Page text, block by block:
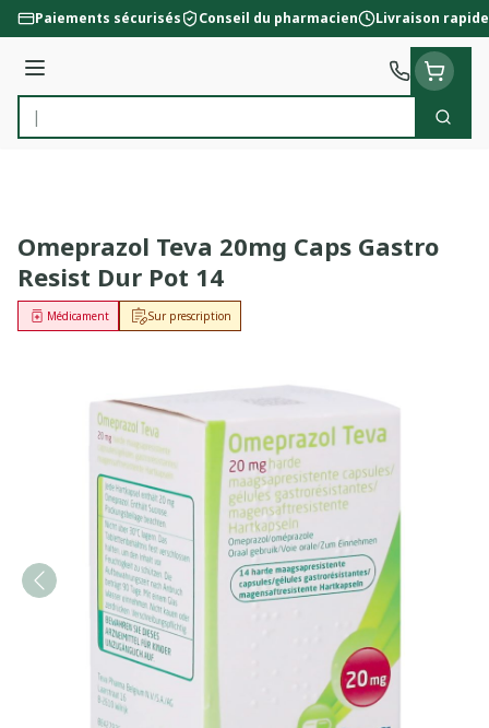
Aller au contenu
Paiements sécurisés Conseil du pharmacien Livraison rapide
Menu
Rechercher
Omeprazol Teva 20mg Caps Gastro
Resist Dur Pot 14
Sur prescription
Médicament